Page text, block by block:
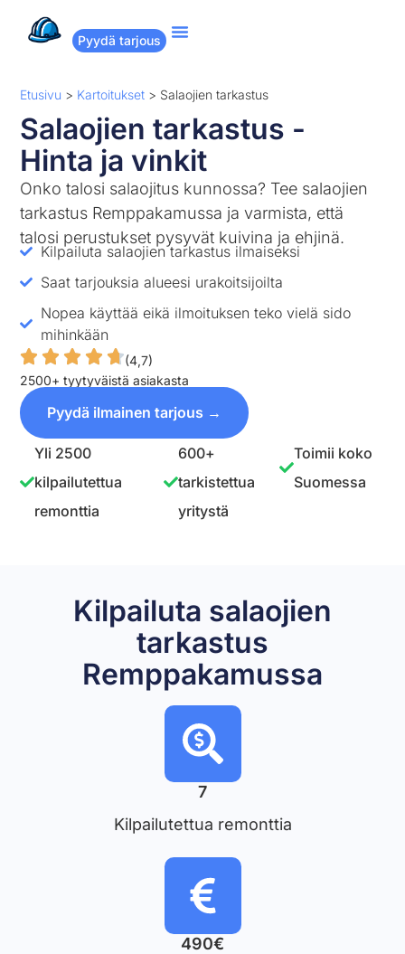
Pyydä tarjous
Etusivu > Kartoitukset > Salaojien tarkastus
Salaojien tarkastus -
Hinta ja vinkit
Onko talosi salaojitus kunnossa? Tee salaojien
tarkastus Remppakamussa ja varmista, että
talosi perustukset pysyvät kuivina ja ehjinä.
Kilpailuta salaojien tarkastus ilmaiseksi
Saat tarjouksia alueesi urakoitsijoilta
Nopea käyttää eikä ilmoituksen teko vielä sido
mihinkään
(4,7)
2500+ tyytyväistä asiakasta
Pyydä ilmainen tarjous →
Yli 2500
kilpailutettua
remonttia
600+
tarkistettua
yritystä
Toimii koko
Suomessa
Kilpailuta salaojien
tarkastus
Remppakamussa
7
Kilpailutettua remonttia
490€